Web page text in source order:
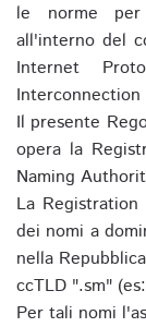
le norme per
all'interno del
Internet
Interconnection
Il presente
opera la
Naming
La
dei nomi a
nella
ccTLD ".sm"
Per tali nomi